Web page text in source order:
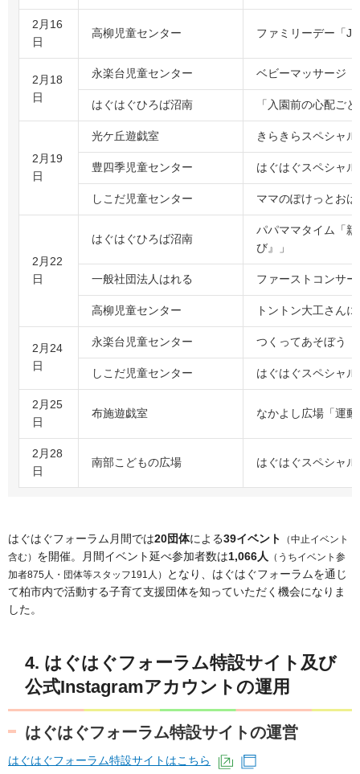
2月16
日
高柳児童センター ファミリーデー「
2月18
日
永楽台児童センター ベビーマッサージ
はぐはぐひろば沼南 「入園前の心配ご
2月19
日
光ケ丘遊戯室 きらきらスペシャル
豊四季児童センター はぐはぐスペシャ
しこだ児童センター ママのぽけっとお
2月22
日
はぐはぐひろば沼南
パパママタイム「
び』」
一般社団法人はれる ファーストコンサ
高柳児童センター トントン大工さん
2月24
日
永楽台児童センター つくってあそぼう
しこだ児童センター はぐはぐスペシャ
2月25
日
布施遊戯室 なかよし広場「運
2月28
日
南部こどもの広場 はぐはぐスペシャ
はぐはぐフォーラム月間では20団体による39イベント
（中止イベント
含む） を開催。月間イベント延べ参加者数は1,066人
（うちイベント参
加者875人・団体等スタッフ191人）
となり、はぐはぐフォーラムを通じ
て柏市内で活動する子育て支援団体を知っていただく機会になりま
した。
4. はぐはぐフォーラム特設サイト及び
公式Instagramアカウントの運用
はぐはぐフォーラム特設サイトの運営
はぐはぐフォーラム特設サイトはこちら （外部サイトへリンク）